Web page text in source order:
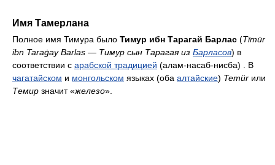
Имя Тамерлана
Полное имя Тимура было Тимур ибн Тарагай Барлас (Tīmūr
ibn Taraġay Barlas — Тимур сын Тарагая из Барласов) в
соответствии с арабской традицией (алам-насаб-нисба) . В
чагатайском и монгольском языках (оба алтайские) Temür или
Темир значит «железо».